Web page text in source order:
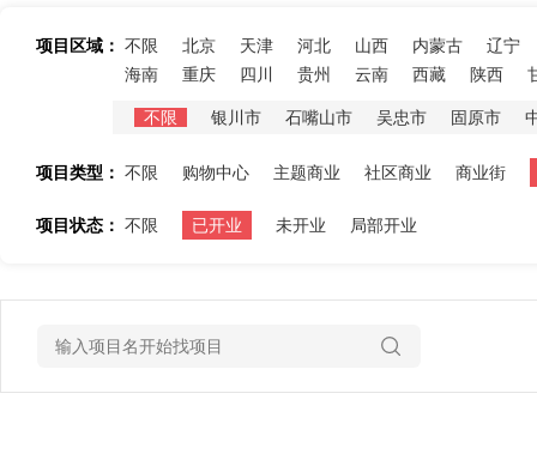
项目区域： 不限 北京 天津 河北 山西 内蒙古
辽宁
海南
重庆 四川 贵州 云南 西藏 陕西
不限 银川市 石嘴山市 吴忠市 固原市
项目类型： 不限 购物中心 主题商业 社区商业 商业街
项目状态： 不限 已开业 未开业 局部开业